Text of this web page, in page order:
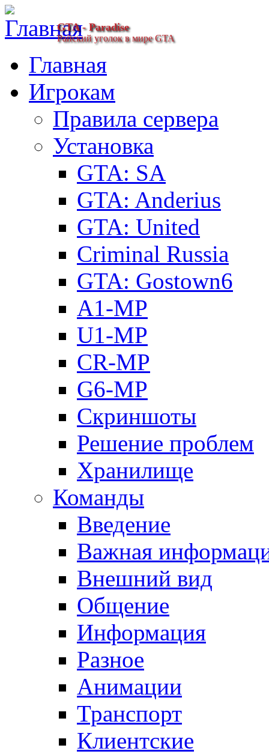
GTA - Paradise
Райский уголок в мире GTA
Главная
Игрокам
Правила сервера
Установка
GTA: SA
GTA: Anderius
GTA: United
Criminal Russia
GTA: Gostown6
A1-MP
U1-MP
CR-MP
G6-MP
Скриншоты
Решение проблем
Хранилище
Команды
Введение
Важная
Внешний вид
Общение
Информация
Разное
Анимации
Транспорт
Клиентские